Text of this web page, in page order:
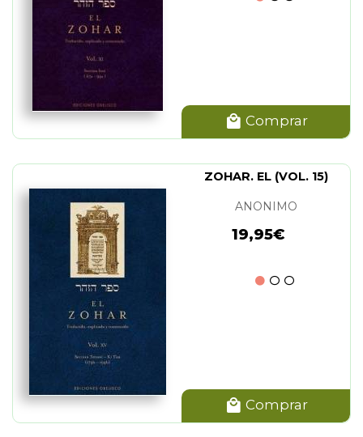
Comprar
ZOHAR. EL (VOL. 15)
ANONIMO
19,95€
Comprar